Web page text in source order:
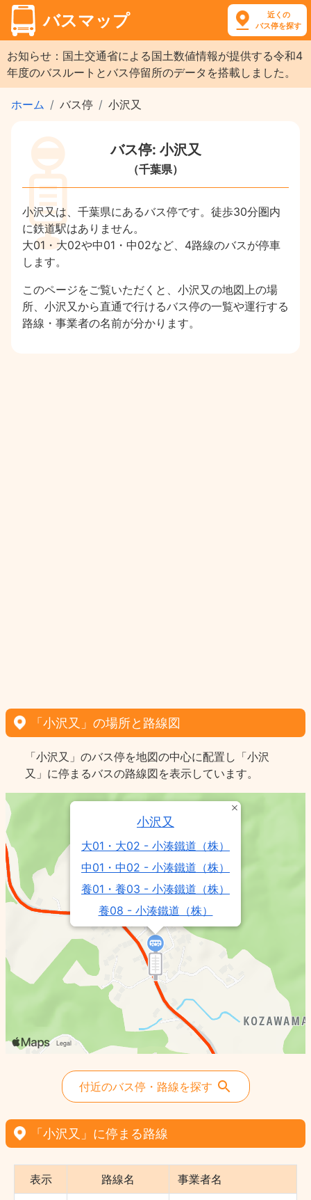
バスマップ
近くの
バス停を探す
お知らせ：国土交通省による国土数値情報が提供する令和4
年度のバスルートとバス停留所のデータを搭載しました。
ホーム バス停 小沢又
バス停: 小沢又
（千葉県）
小沢又は、千葉県にあるバス停です。徒歩30分圏内
に鉄道駅はありません。
大01・大02や中01・中02など、4路線のバスが停車
します。
このページをご覧いただくと、小沢又の地図上の場
所、小沢又から直通で行けるバス停の一覧や運行する
路線・事業者の名前が分かります。
「小沢又」の場所と路線図
「小沢又」のバス停を地図の中心に配置し「小沢
又」に停まるバスの路線図を表示しています。
小沢又
大01・大02 - 小湊鐵道（株）
中01・中02 - 小湊鐵道（株）
養01・養03 - 小湊鐵道（株）
養08 - 小湊鐵道（株）
付近のバス停・路線を探す
「小沢又」に停まる路線
表示 路線名 事業者名